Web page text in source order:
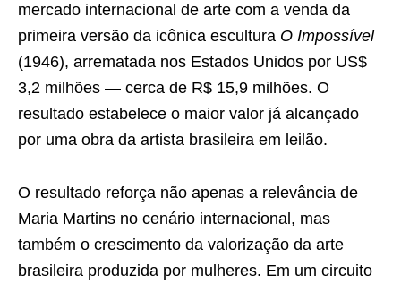
mercado internacional de arte com a venda da
primeira versão da icônica escultura O Impossível
(1946), arrematada nos Estados Unidos por US$
3,2 milhões — cerca de R$ 15,9 milhões. O
resultado estabelece o maior valor já alcançado
por uma obra da artista brasileira em leilão.
O resultado reforça não apenas a relevância de
Maria Martins no cenário internacional, mas
também o crescimento da valorização da arte
brasileira produzida por mulheres. Em um circuito